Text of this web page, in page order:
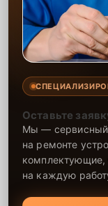
стабильную работу
Оставьте
Мы — сервисный
на ремонте
комплектующие,
на каждую